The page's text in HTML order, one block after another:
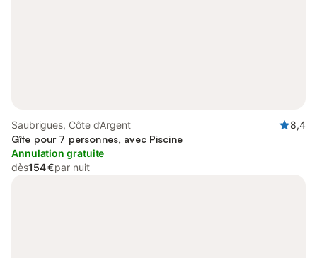
Saubrigues, Côte d’Argent
8,4
Gîte pour 7 personnes, avec Piscine
Annulation gratuite
dès154 €par nuit